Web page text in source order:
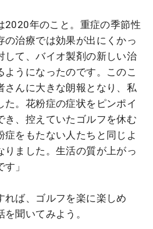
2020年のこと。重症の季節性
の治療では効果が出にくかっ
して、バイオ製剤の新しい治
ようになったのです。このこ
さんに大きな朗報となり、私
た。花粉症の症状をピンポイ
き、控えていたゴルフを休む
症をもたない人たちと同じよ
りました。生活の質が上がっ
」
れば、ゴルフを楽に楽しめ
聞いてみよう。